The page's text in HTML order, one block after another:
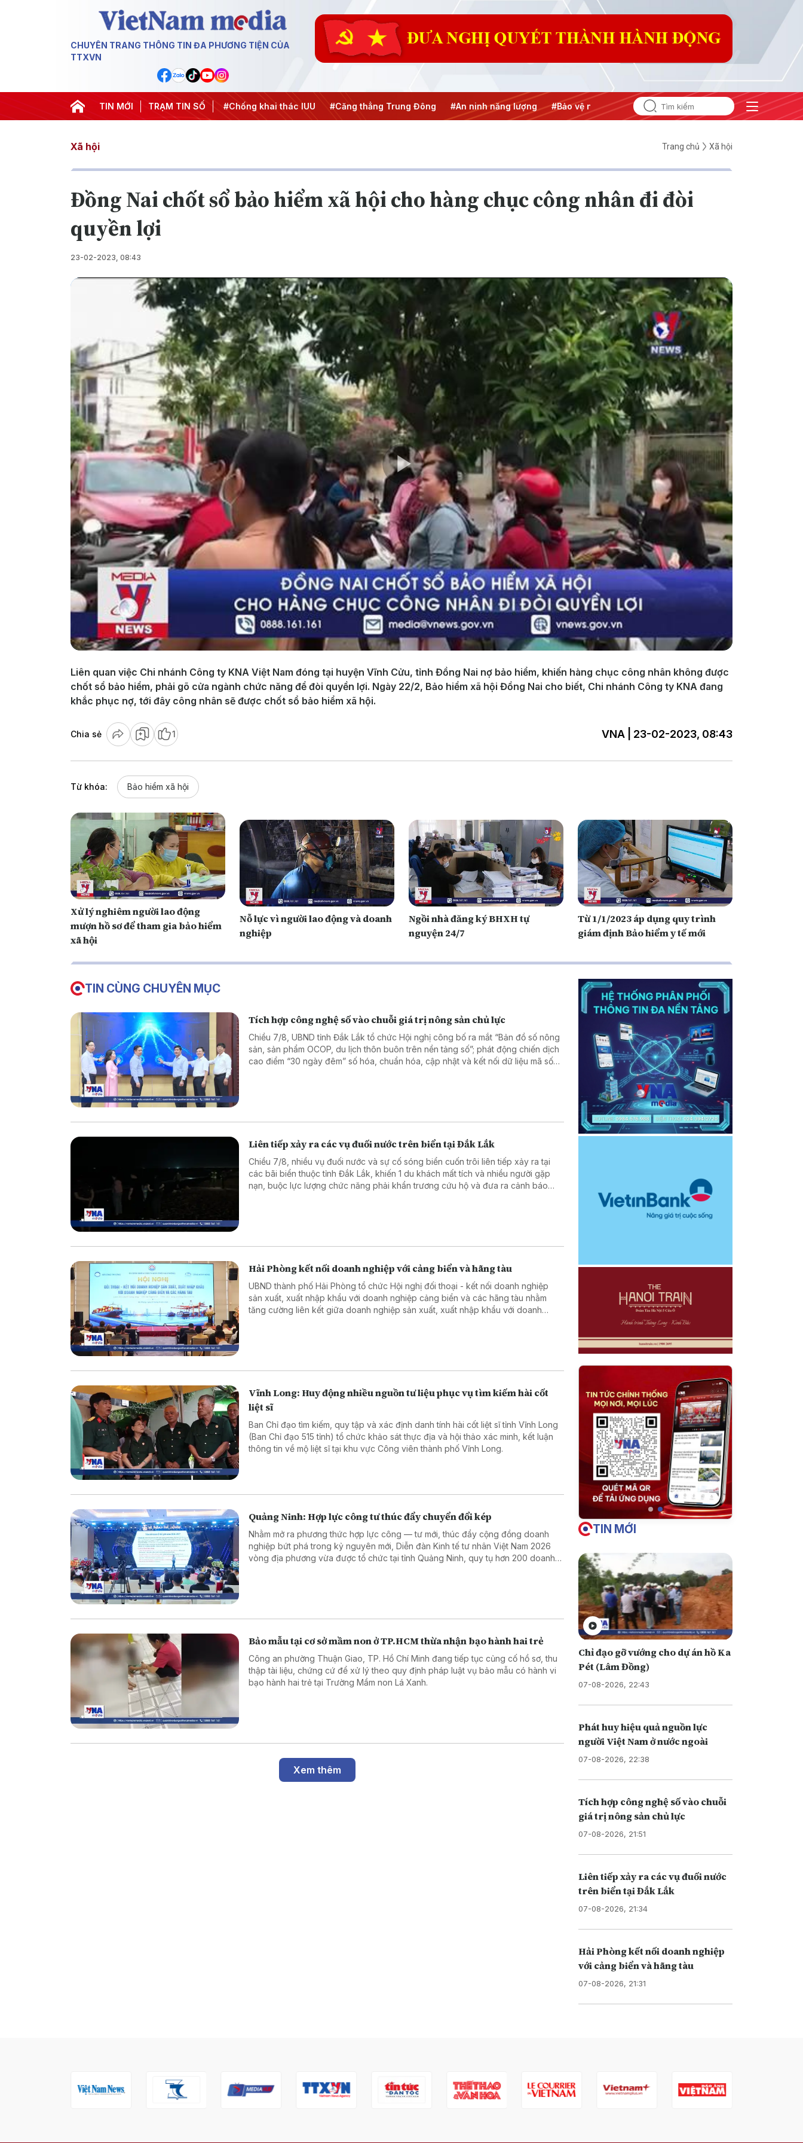
CHUYÊN TRANG THÔNG TIN ĐA PHƯƠNG TIỆN CỦA
TTXVN
TIN MỚI TRẠM TIN SỐ
#Chiến dịch 500 ngày đêm #Chống khai thác IUU #Căng thẳng Trung Đông #An ninh năng lượng #Bảo vệ nền tảng tư tưởng của Đảng #Hội nghị Trung ương 3
Xã hội Trang chủ Xã hội
Đồng Nai chốt sổ bảo hiểm xã hội cho hàng chục công nhân đi đòi
quyền lợi
23-02-2023, 08:43
Play
Video
Liên quan việc Chi nhánh Công ty KNA Việt Nam đóng tại huyện Vĩnh Cửu, tỉnh Đồng Nai nợ bảo hiểm, khiến hàng chục công nhân không được
chốt sổ bảo hiểm, phải gõ cửa ngành chức năng để đòi quyền lợi. Ngày 22/2, Bảo hiểm xã hội Đồng Nai cho biết, Chi nhánh Công ty KNA đang
khắc phục nợ, tới đây công nhân sẽ được chốt sổ bảo hiểm xã hội.
Chia sẻ 1 VNA | 23-02-2023, 08:43
Từ khóa: Bảo hiểm xã hội
Xử lý nghiêm người lao động
mượn hồ sơ để tham gia bảo hiểm
xã hội
Nỗ lực vì người lao động và doanh
nghiệp
Ngồi nhà đăng ký BHXH tự
nguyện 24/7
Từ 1/1/2023 áp dụng quy trình
giám định Bảo hiểm y tế mới
TIN CÙNG CHUYÊN MỤC
Tích hợp công nghệ số vào chuỗi giá trị nông sản chủ lực
Chiều 7/8, UBND tỉnh Đắk Lắk tổ chức Hội nghị công bố ra mắt “Bản đồ số nông
sản, sản phẩm OCOP, du lịch thôn buôn trên nền tảng số”; phát động chiến dịch
cao điểm “30 ngày đêm” số hóa, chuẩn hóa, cập nhật và kết nối dữ liệu mã số
Liên tiếp xảy ra các vụ đuối nước trên biển tại Đắk Lắk
Chiều 7/8, nhiều vụ đuối nước và sự cố sóng biển cuốn trôi liên tiếp xảy ra tại
các bãi biển thuộc tỉnh Đắk Lắk, khiến 1 du khách mất tích và nhiều người gặp
nạn, buộc lực lượng chức năng phải khẩn trương cứu hộ và đưa ra cảnh báo
Hải Phòng kết nối doanh nghiệp với cảng biển và hãng tàu
UBND thành phố Hải Phòng tổ chức Hội nghị đối thoại - kết nối doanh nghiệp
sản xuất, xuất nhập khẩu với doanh nghiệp cảng biển và các hãng tàu nhằm
tăng cường liên kết giữa doanh nghiệp sản xuất, xuất nhập khẩu với doanh
Vĩnh Long: Huy động nhiều nguồn tư liệu phục vụ tìm kiếm hài cốt
liệt sĩ
Ban Chỉ đạo tìm kiếm, quy tập và xác định danh tính hài cốt liệt sĩ tỉnh Vĩnh Long
(Ban Chỉ đạo 515 tỉnh) tổ chức khảo sát thực địa và hội thảo xác minh, kết luận
thông tin về mộ liệt sĩ tại khu vực Công viên thành phố Vĩnh Long.
Quảng Ninh: Hợp lực công tư thúc đẩy chuyển đổi kép
Nhằm mở ra phương thức hợp lực công — tư mới, thúc đẩy cộng đồng doanh
nghiệp bứt phá trong kỷ nguyên mới, Diễn đàn Kinh tế tư nhân Việt Nam 2026
vòng địa phương vừa được tổ chức tại tỉnh Quảng Ninh, quy tụ hơn 200 doanh
Bảo mẫu tại cơ sở mầm non ở TP.HCM thừa nhận bạo hành hai trẻ
Công an phường Thuận Giao, TP. Hồ Chí Minh đang tiếp tục củng cố hồ sơ, thu
thập tài liệu, chứng cứ để xử lý theo quy định pháp luật vụ bảo mẫu có hành vi
bạo hành hai trẻ tại Trường Mầm non Lá Xanh.
Xem thêm
TIN MỚI
Chỉ đạo gỡ vướng cho dự án hồ Ka
Pét (Lâm Đồng)
07-08-2026, 22:43
Phát huy hiệu quả nguồn lực
người Việt Nam ở nước ngoài
07-08-2026, 22:38
Tích hợp công nghệ số vào chuỗi
giá trị nông sản chủ lực
07-08-2026, 21:51
Liên tiếp xảy ra các vụ đuối nước
trên biển tại Đắk Lắk
07-08-2026, 21:34
Hải Phòng kết nối doanh nghiệp
với cảng biển và hãng tàu
07-08-2026, 21:31